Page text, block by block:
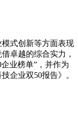
式创新等方面表现
卓越的综合实力，
业榜单”，并作为
企业双50报告》。